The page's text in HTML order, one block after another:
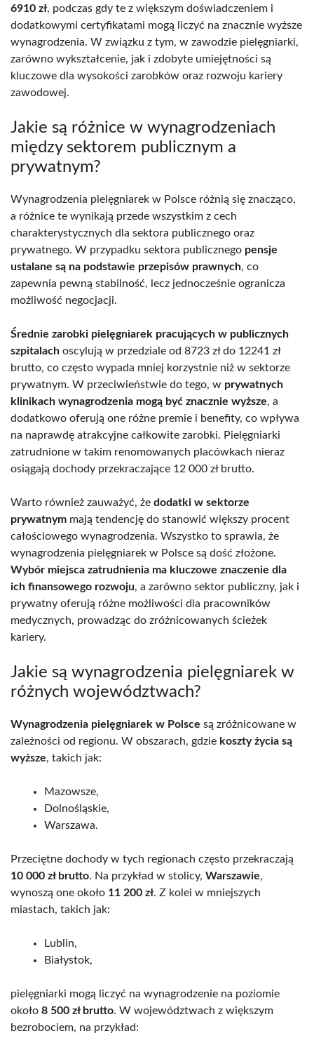
6910 zł, podczas gdy te z większym doświadczeniem i
dodatkowymi certyfikatami mogą liczyć na znacznie wyższe
wynagrodzenia. W związku z tym, w zawodzie pielęgniarki,
zarówno wykształcenie, jak i zdobyte umiejętności są
kluczowe dla wysokości zarobków oraz rozwoju kariery
zawodowej.
Jakie są różnice w wynagrodzeniach
między sektorem publicznym a
prywatnym?
Wynagrodzenia pielęgniarek w Polsce różnią się znacząco,
a różnice te wynikają przede wszystkim z cech
charakterystycznych dla sektora publicznego oraz
prywatnego. W przypadku sektora publicznego pensje
ustalane są na podstawie przepisów prawnych, co
zapewnia pewną stabilność, lecz jednocześnie ogranicza
możliwość negocjacji.
Średnie zarobki pielęgniarek pracujących w publicznych
szpitalach oscylują w przedziale od 8723 zł do 12241 zł
brutto, co często wypada mniej korzystnie niż w sektorze
prywatnym. W przeciwieństwie do tego, w prywatnych
klinikach wynagrodzenia mogą być znacznie wyższe, a
dodatkowo oferują one różne premie i benefity, co wpływa
na naprawdę atrakcyjne całkowite zarobki. Pielęgniarki
zatrudnione w takim renomowanych placówkach nieraz
osiągają dochody przekraczające 12 000 zł brutto.
Warto również zauważyć, że dodatki w sektorze
prywatnym mają tendencję do stanowić większy procent
całościowego wynagrodzenia. Wszystko to sprawia, że
wynagrodzenia pielęgniarek w Polsce są dość złożone.
Wybór miejsca zatrudnienia ma kluczowe znaczenie dla
ich finansowego rozwoju, a zarówno sektor publiczny, jak i
prywatny oferują różne możliwości dla pracowników
medycznych, prowadząc do zróżnicowanych ścieżek
kariery.
Jakie są wynagrodzenia pielęgniarek w
różnych województwach?
Wynagrodzenia pielęgniarek w Polsce są zróżnicowane w
zależności od regionu. W obszarach, gdzie koszty życia są
wyższe, takich jak:
Mazowsze,
Dolnośląskie,
Warszawa.
Przeciętne dochody w tych regionach często przekraczają
10 000 zł brutto. Na przykład w stolicy, Warszawie,
wynoszą one około 11 200 zł. Z kolei w mniejszych
miastach, takich jak:
Lublin,
Białystok,
pielęgniarki mogą liczyć na wynagrodzenie na poziomie
około 8 500 zł brutto. W województwach z większym
bezrobociem, na przykład: